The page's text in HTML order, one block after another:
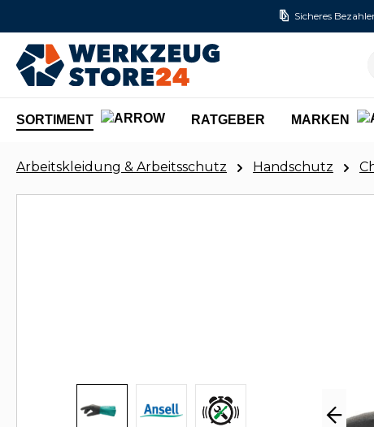
Sicheres
SORTIMENT RATGEBER MARKEN
Arbeitskleidung & Arbeitsschutz Handschutz